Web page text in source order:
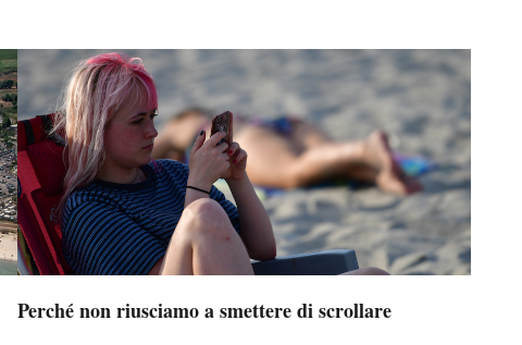
Perché non riusciamo a smettere di scrollare